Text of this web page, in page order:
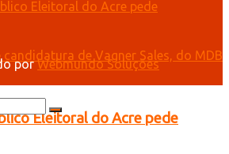
Eleitoral do Acre pede
porWebmundo Soluções